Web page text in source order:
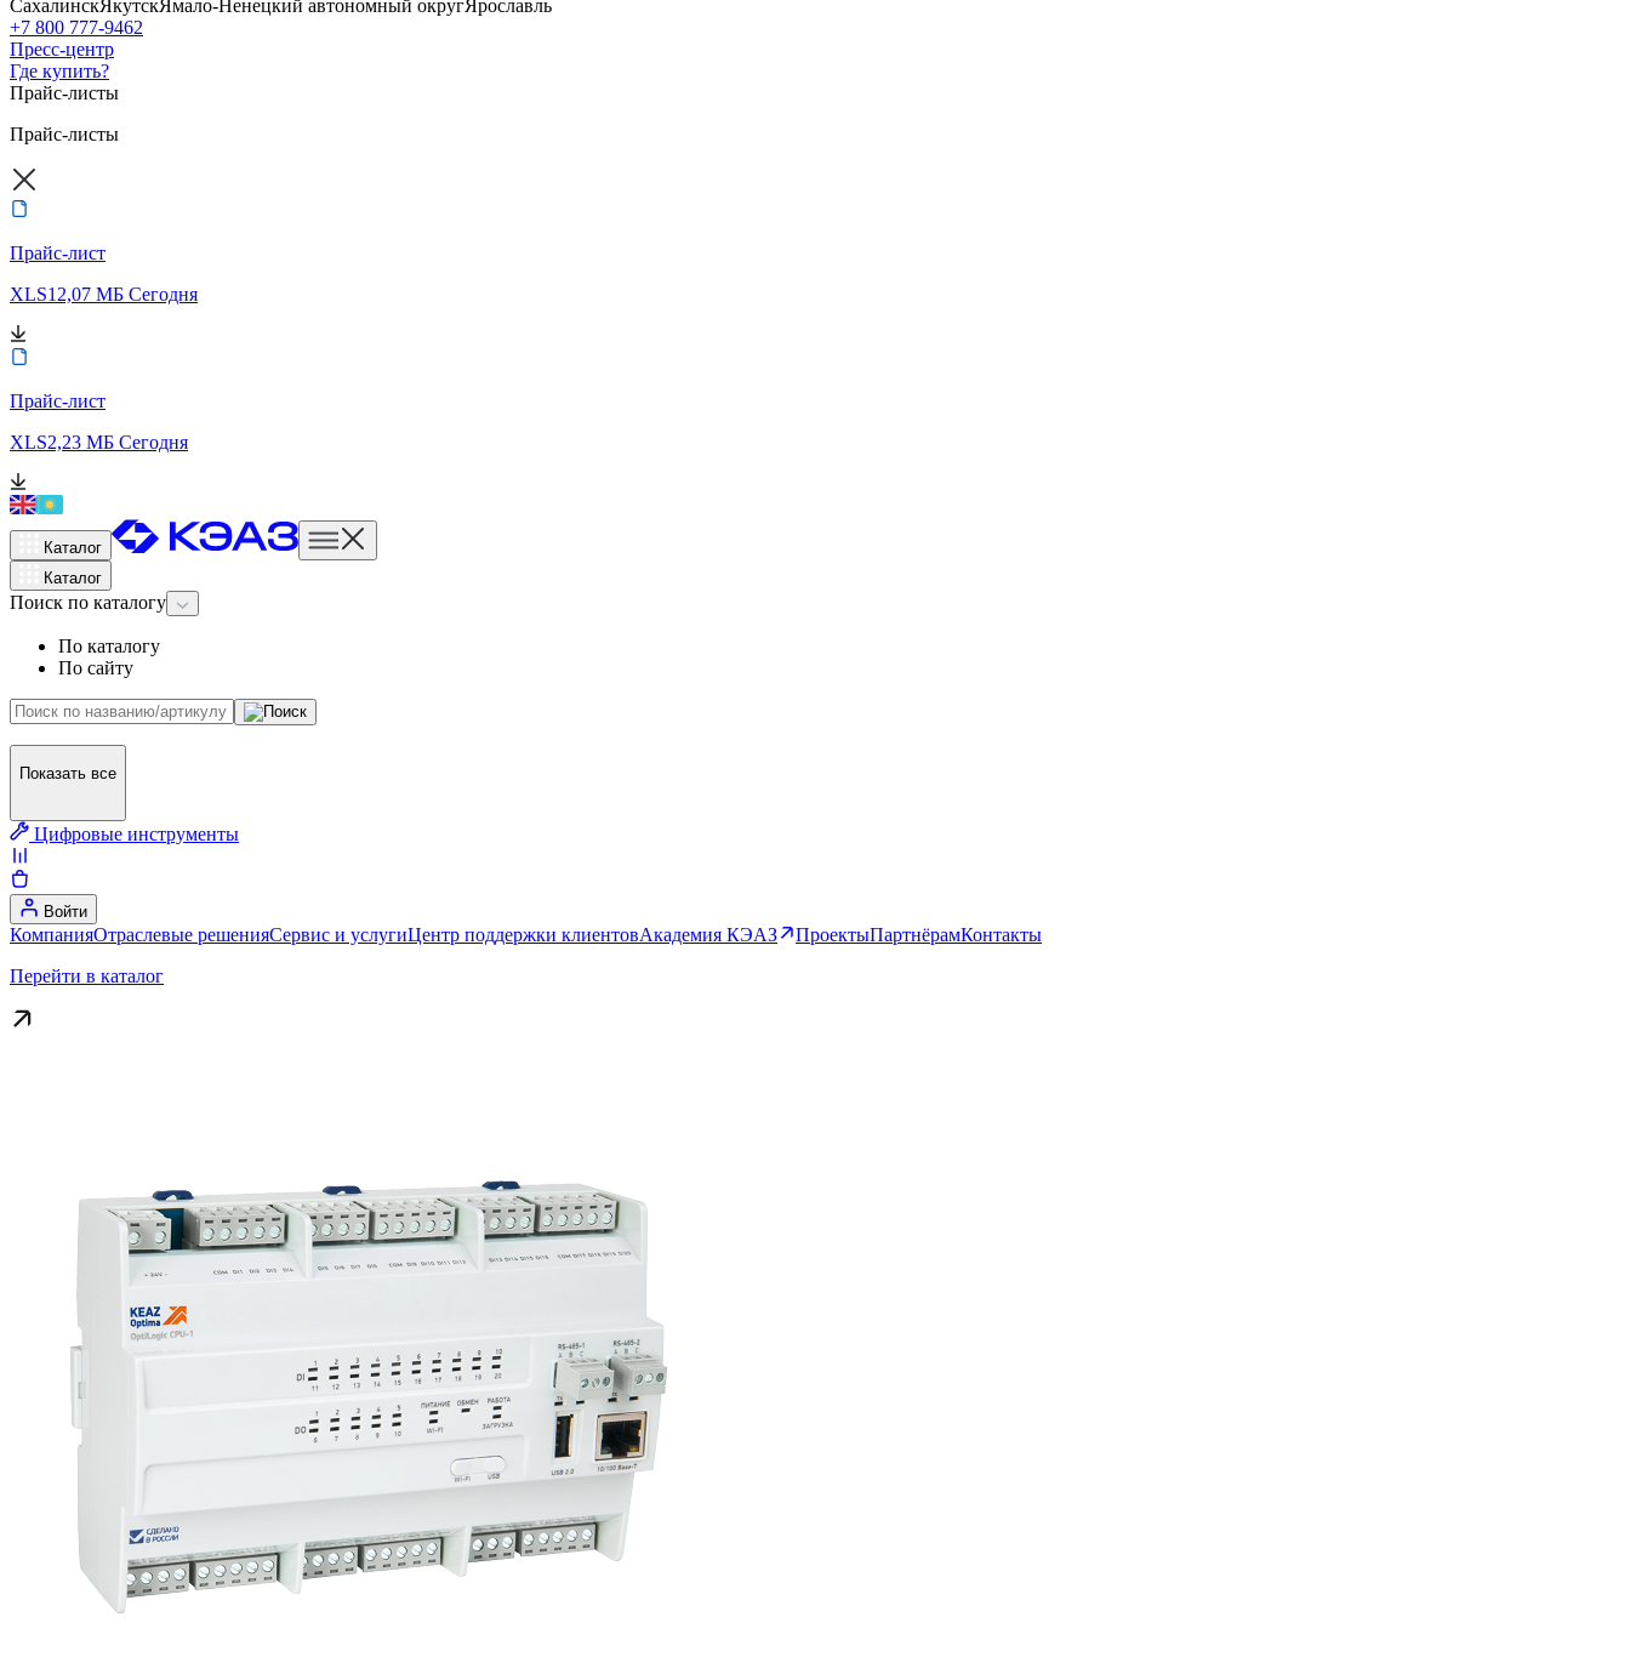
СахалинскЯкутскЯмало-Ненецкий автономный округЯрославль
+7 800 777-9462
Пресс-центр
Где купить?
Прайс-листы
Прайс-листы
Прайс-лист
XLS12,07 МБ Сегодня
Прайс-лист
XLS2,23 МБ Сегодня
Каталог
Каталог
Поиск по каталогу
По каталогу
По сайту
Показать все
Цифровые инструменты
Войти
КомпанияОтраслевые решенияСервис и услугиЦентр поддержки клиентовАкадемия КЭАЗ ПроектыПартнёрамКонтакты
Перейти в каталог